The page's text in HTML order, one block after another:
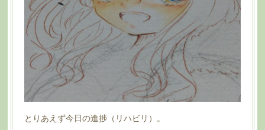
とりあえず今日の進捗（リハビリ）。